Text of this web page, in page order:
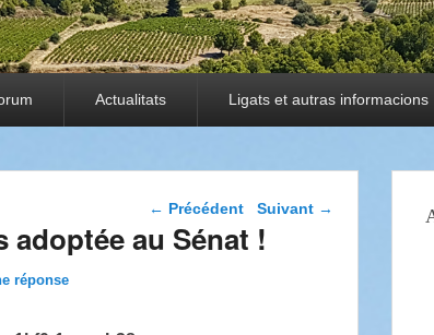
Actualitats Ligats et autras informacions
Navigation dans les
← Précédent Suivant →
au Sénat !
réponse